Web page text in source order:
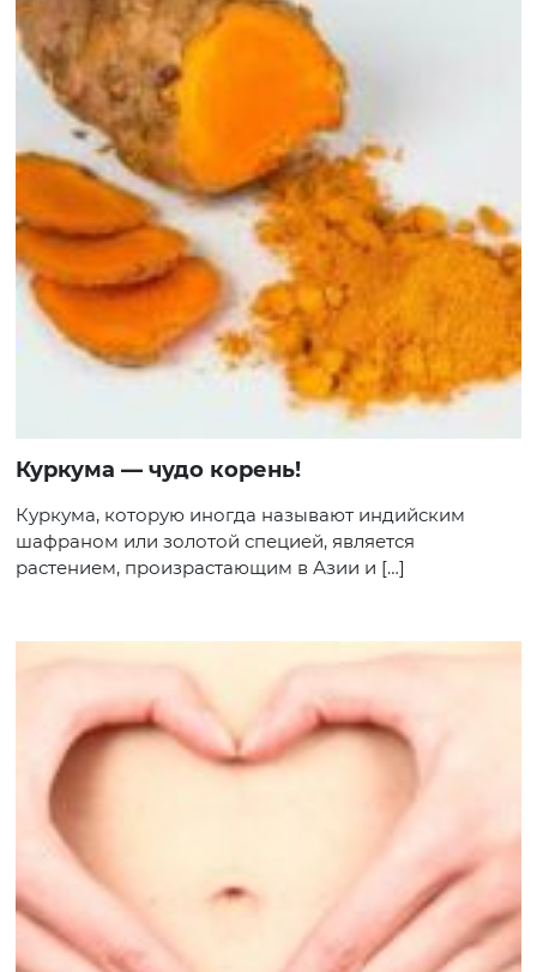
Куркума — чудо корень!
Куркума, которую иногда называют индийским
шафраном или золотой специей, является
растением, произрастающим в Азии и […]